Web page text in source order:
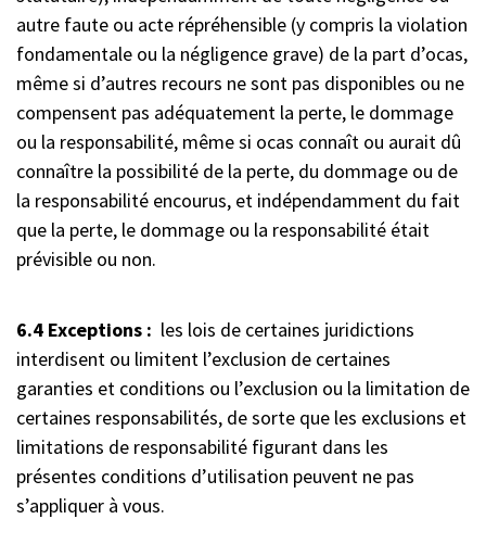
autre faute ou acte répréhensible (y compris la violation
fondamentale ou la négligence grave) de la part d’ocas,
même si d’autres recours ne sont pas disponibles ou ne
compensent pas adéquatement la perte, le dommage
ou la responsabilité, même si ocas connaît ou aurait dû
connaître la possibilité de la perte, du dommage ou de
la responsabilité encourus, et indépendamment du fait
que la perte, le dommage ou la responsabilité était
prévisible ou non.
6.4 Exceptions : les lois de certaines juridictions
interdisent ou limitent l’exclusion de certaines
garanties et conditions ou l’exclusion ou la limitation de
certaines responsabilités, de sorte que les exclusions et
limitations de responsabilité figurant dans les
présentes conditions d’utilisation peuvent ne pas
s’appliquer à vous.